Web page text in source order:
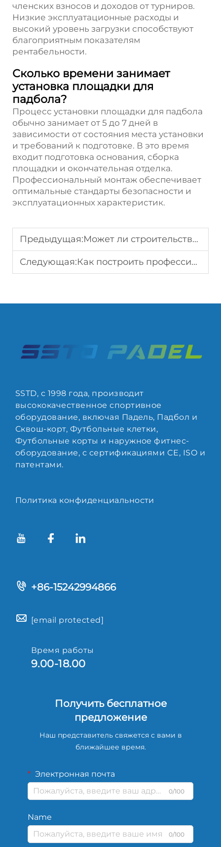
членских взносов и доходов от турниров.
Низкие эксплуатационные расходы и
высокий уровень загрузки способствуют
благоприятным показателям
рентабельности.
Сколько времени занимает
установка площадки для
падбола?
Процесс установки площадки для падбола
обычно занимает от 5 до 7 дней в
зависимости от состояния места установки
и требований к подготовке. В это время
входит подготовка основания, сборка
площадки и окончательная отделка.
Профессиональный монтаж обеспечивает
оптимальные стандарты безопасности и
эксплуатационных характеристик.
Предыдущая:Может ли строительство корта для паделя способствовать вовлечению сообщества?
Следующая:Как построить профессиональный корт для падбола для долгосрочного использования?
SSTD, с 1998 года, производит
высококачественное спортивное
оборудование, включая Падель, Падбол и
Сквош-корт, Футбольные клетки,
Футбольные корты и наружное фитнес-
оборудование, с сертификациями CE, ISO и
патентами.
Политика конфиденциальности
+86-15242994866
[email protected]
Время работы
9.00-18.00
Получить бесплатное
предложение
Наш представитель свяжется с вами в
ближайшее время.
Электронная почта
0/100
Name
0/100